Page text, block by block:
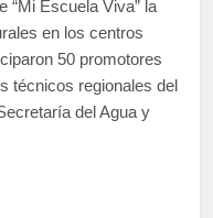
“Mi Escuela Viva” la
en los centros
50 promotores
técnicos regionales del
del Agua y